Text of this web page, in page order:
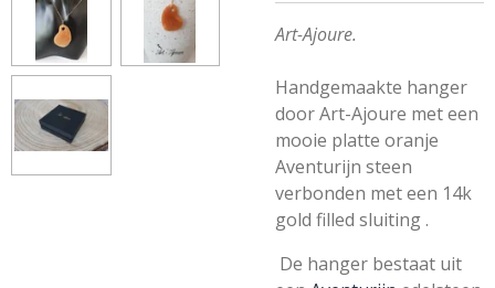
Art-Ajoure.
Handgemaakte hanger
door Art-Ajoure met een
mooie platte oranje
Aventurijn steen
verbonden met een 14k
gold filled sluiting .
De hanger bestaat uit